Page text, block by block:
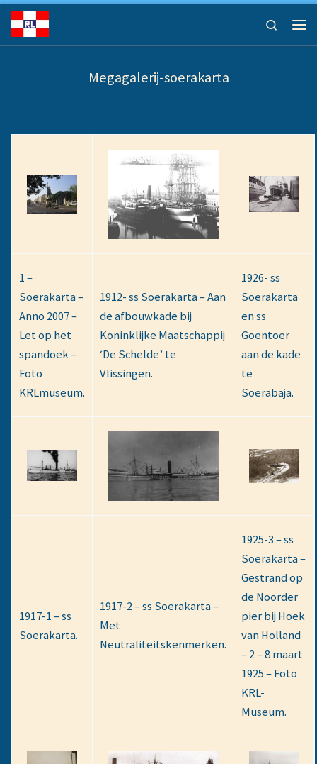
Ga naar inhoud
Search
Megagalerij-soerakarta
1 –
Soerakarta –
Anno 2007 –
Let op het
spandoek –
Foto
KRLmuseum.
1912- ss Soerakarta – Aan
de afbouwkade bij
Koninklijke Maatschappij
‘De Schelde’ te
Vlissingen.
1926- ss
Soerakarta
en ss
Goentoer
aan de kade
te
Soerabaja.
1917-1 – ss
Soerakarta.
1917-2 – ss Soerakarta –
Met
Neutraliteitskenmerken.
1925-3 – ss
Soerakarta –
Gestrand op
de Noorder
pier bij Hoek
van Holland
– 2 – 8 maart
1925 – Foto
KRL-
Museum.